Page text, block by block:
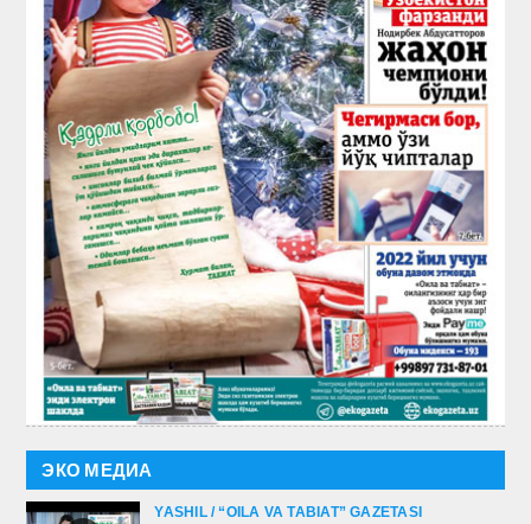
ЭКО МЕДИА
YASHIL / “OILA VA TABIAT” GAZETASI